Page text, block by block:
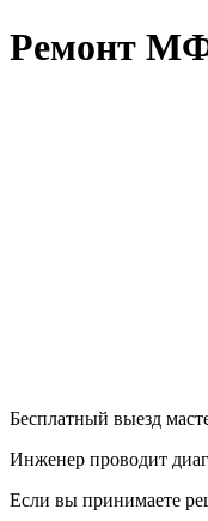
Ремонт
Бесплатный выезд
Инженер проводит
Если вы принимаете